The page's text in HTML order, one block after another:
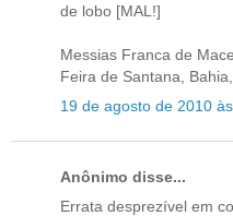
de lobo [MAL!]
Messias Franca de
Feira de Santana,
19 de agosto de 2010
Anônimo disse...
Errata desprezível em